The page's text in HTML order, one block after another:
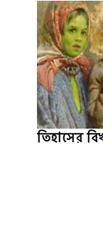
তিহাসের